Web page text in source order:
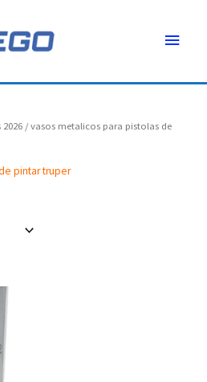
/ vasos metalicos para pistolas de
pintar truper